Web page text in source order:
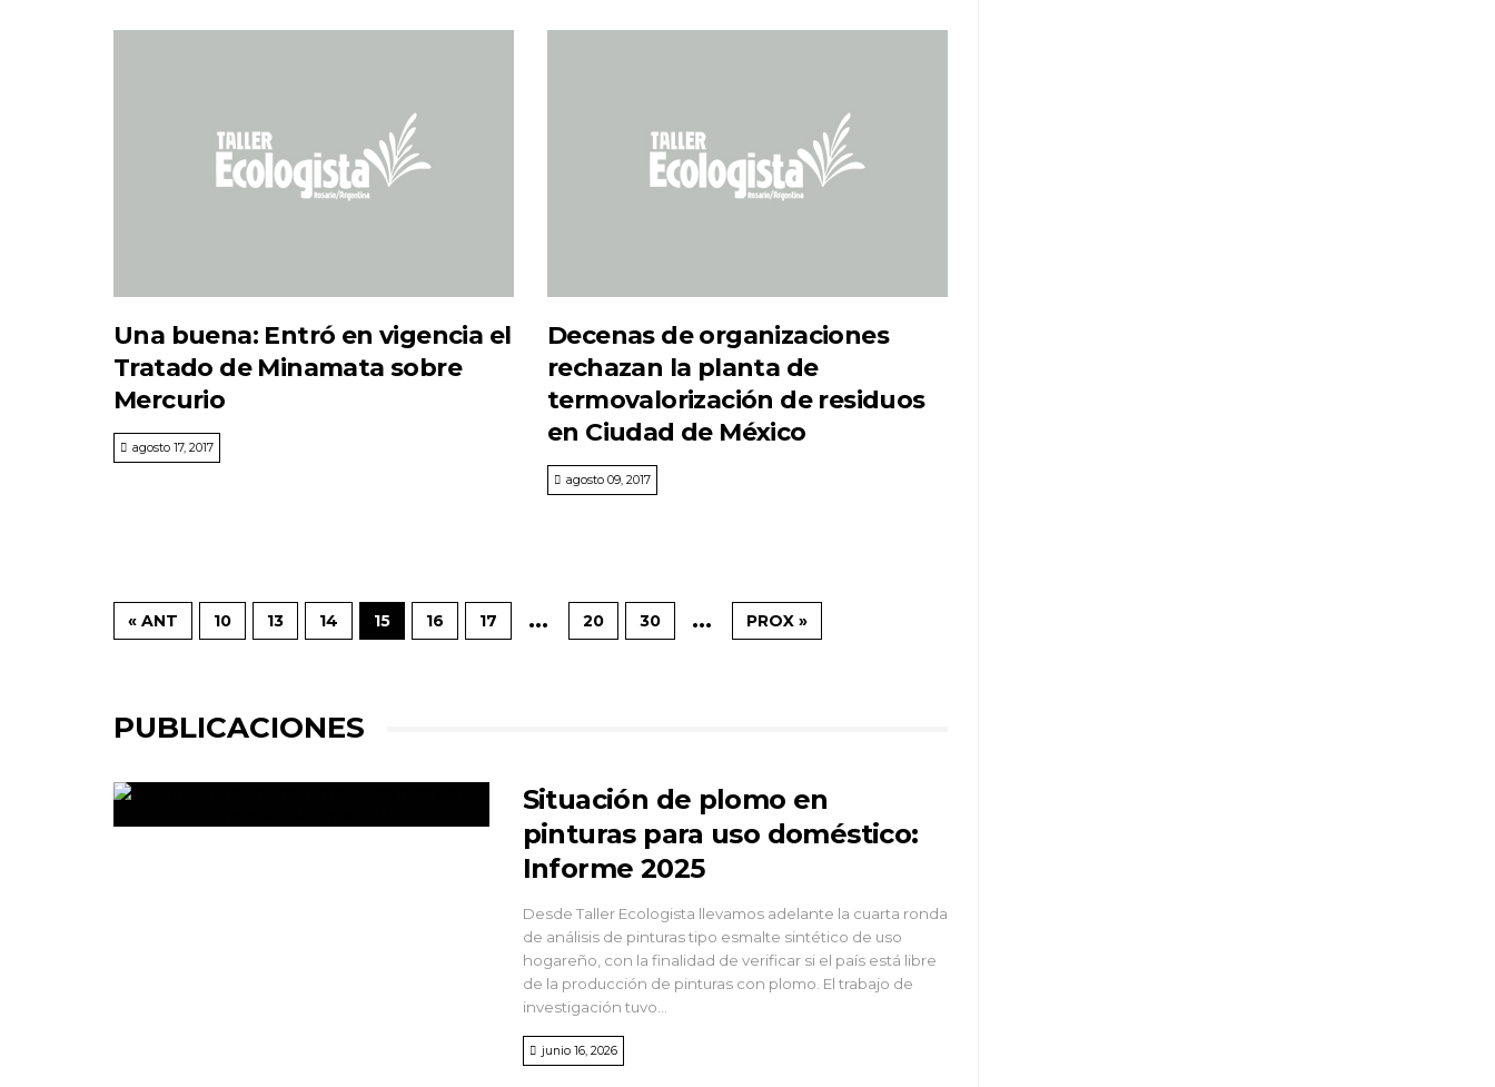
Una buena: Entró en vigencia el
Tratado de Minamata sobre
Mercurio
agosto 17, 2017
Decenas de organizaciones
rechazan la planta de
termovalorización de residuos
en Ciudad de México
agosto 09, 2017
« ANT 10 13 14 15 16 17 ... 20 30 ... PROX »
PUBLICACIONES
Situación de plomo en
pinturas para uso doméstico:
Informe 2025
Desde Taller Ecologista llevamos adelante la cuarta ronda
de análisis de pinturas tipo esmalte sintético de uso
hogareño, con la finalidad de verificar si el país está libre
de la producción de pinturas con plomo. El trabajo de
investigación tuvo...
junio 16, 2026